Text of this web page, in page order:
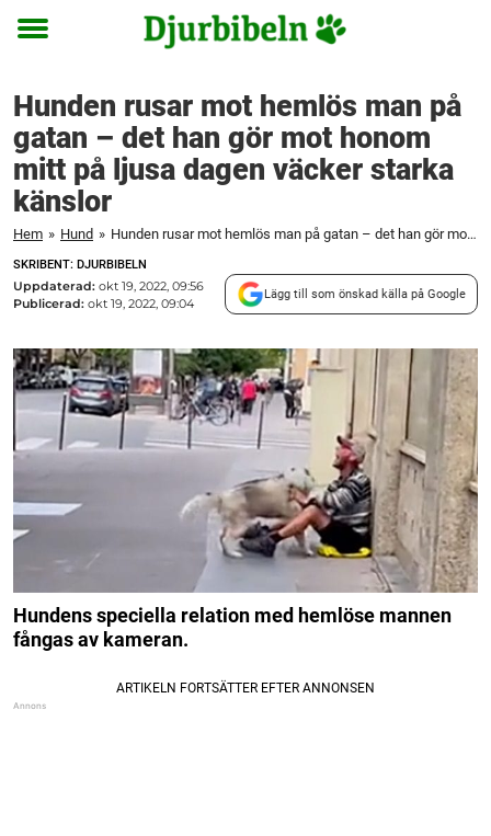
Toggle
Hunden rusar mot hemlös man på
gatan – det han gör mot honom
mitt på ljusa dagen väcker starka
känslor
Hem » Hund » Hunden rusar mot hemlös man på gatan – det han gör mot honom mitt på ljusa dagen väcker starka känslor
SKRIBENT: DJURBIBELN
Uppdaterad: okt 19, 2022, 09:56
Publicerad: okt 19, 2022, 09:04
Lägg till som önskad källa på Google
Hundens speciella relation med hemlöse mannen
fångas av kameran.